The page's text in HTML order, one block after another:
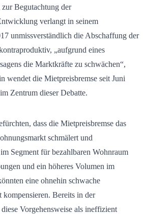
Begutachtung der
verlangt in seinem
unmissverständlich die Abschaffung der
„aufgrund eines
die Marktkräfte zu schwächen“,
wendet die Mietpreisbremse seit Juni
Zentrum dieser Debatte.
dass die Mietpreisbremse das
schmälert und
Segment für bezahlbaren Wohnraum
und ein höheres Volumen im
eine ohnehin schwache
Bereits in der
Vorgehensweise als ineffizient